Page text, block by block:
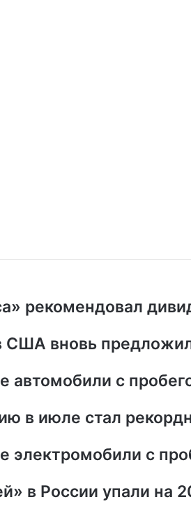
рекомендовал
США вновь
автомобили с
в июле стал
электромобили с
в России упали на